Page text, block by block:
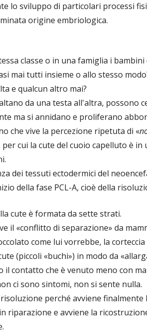
lo sviluppo di particolari processi
origine embriologica.
classe o in una famiglia i
mai tutti insieme o allo stesso
e qualcun altro mai?
da una testa all'altra, possono
ma si annidano e proliferano
che vive la percezione ripetuta di «
per cui la cute del cuoio capelluto è
dei tessuti ectodermici del
della fase PCL-A, cioè della
cute è formata da sette strati.
il «conflitto di separazione» da
come lui vorrebbe, la
(piccoli «buchi») in modo da
il contatto che è venuto meno con
ci sono sintomi, non si sente nulla.
perché avviene finalmente
riparazione e avviene la